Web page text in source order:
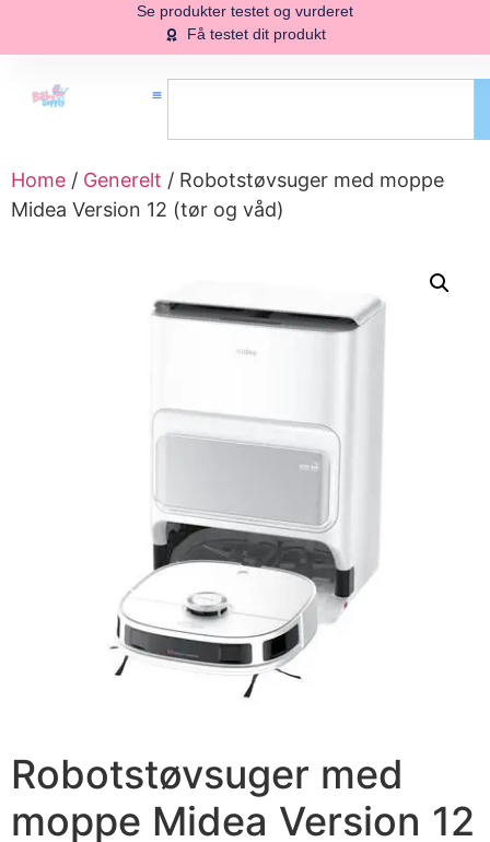
Se produkter testet og vurderet
Få testet dit produkt
Home / Generelt / Robotstøvsuger med moppe
Midea Version 12 (tør og våd)
Robotstøvsuger med
moppe Midea Version 12